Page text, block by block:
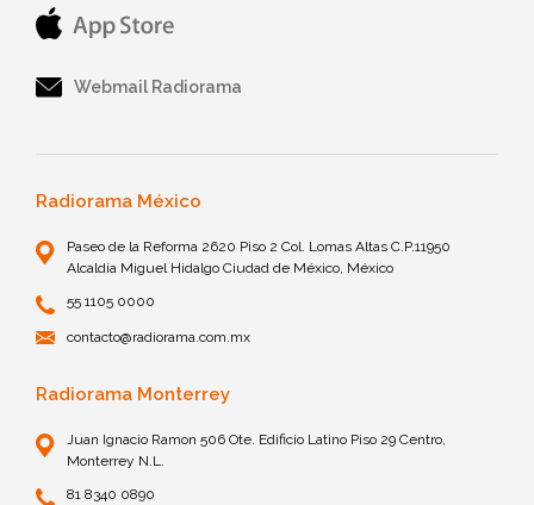
Webmail Radiorama
Radiorama México
Paseo de la Reforma 2620 Piso 2 Col. Lomas Altas C.P.11950
Alcaldía Miguel Hidalgo Ciudad de México, México
55 1105 0000
contacto@radiorama.com.mx
Radiorama Monterrey
Juan Ignacio Ramon 506 Ote. Edificio Latino Piso 29 Centro,
Monterrey N.L.
81 8340 0890